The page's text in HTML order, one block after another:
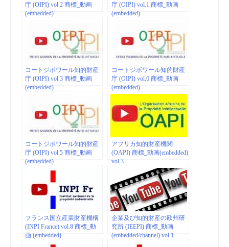
庁 (OIPI) vol.2 商標_動画
(embedded)
庁 (OIPI) vol.1 商標_動画
(embedded)
コートジボワール知的財産
庁 (OIPI) vol.3 商標_動画
(embedded)
コートジボワール知的財産
庁 (OIPI) vol.6 商標_動画
(embedded)
コートジボワール知的財産
庁 (OIPI) vol.5 商標_動画
(embedded)
アフリカ知的財産機関
(OAPI) 商標_動画(embedded)
vol.3
フランス国立産業財産機構
(INPI France) vol.8 商標_動
画 (embedded)
企業及び知的財産の欧州研
究所 (IEEPI) 商標_動画
(embedded/channel) vol.1